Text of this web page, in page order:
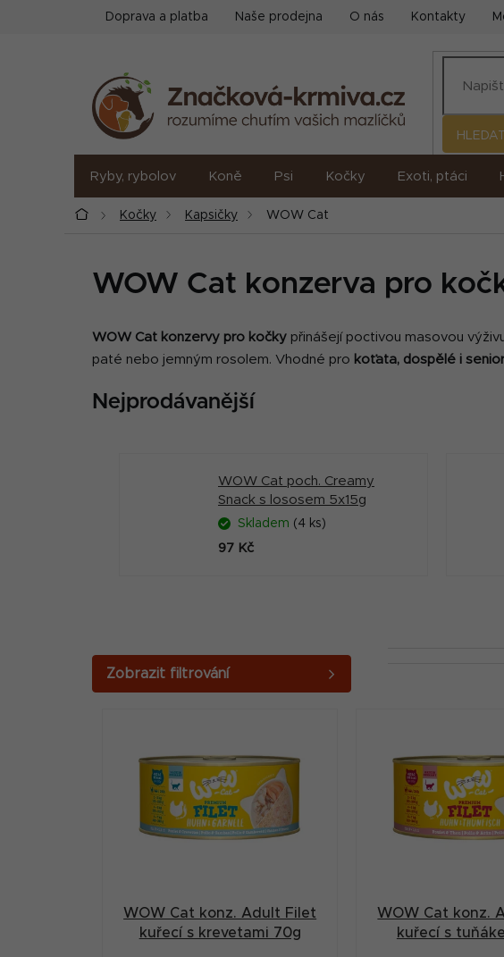
Doprava a platba Naše prodejna O nás Kontakty
Ryby, rybolov Koně Psi Kočky Exoti, ptáci
DomůKočky Kapsičky WOW Cat
WOW Cat konzerva pro
WOW Cat konzervy pro kočky přinášejí poctivou masovou
paté nebo jemným rosolem. Vhodné pro koťata, dospělé i
Nejprodávanější
WOW Cat poch. Creamy
Snack s lososem 5x15g
Skladem (4 ks)
97 Kč
o
WOW Cat konz. Adult Filet
kuřecí s krevetami 70g
WOW Cat konz.
kuřecí s